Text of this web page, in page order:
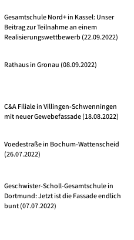
Gesamtschule Nord+ in Kassel: Unser
Beitrag zur Teilnahme an einem
Realisierungswettbewerb (22.09.2022)
Rathaus in Gronau (08.09.2022)
C&A Filiale in Villingen-Schwenningen
mit neuer Gewebefassade (18.08.2022)
Voedestraße in Bochum-Wattenscheid
(26.07.2022)
Geschwister-Scholl-Gesamtschule in
Dortmund: Jetzt ist die Fassade endlich
bunt (07.07.2022)